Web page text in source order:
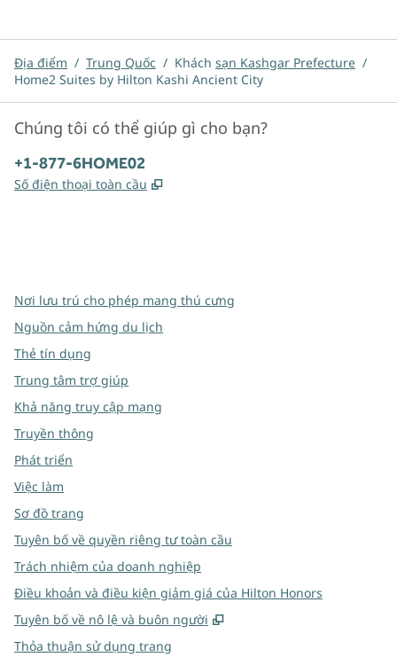
Địa điểm / Trung Quốc / Khách sạn Kashgar Prefecture /
Home2 Suites by Hilton Kashi Ancient City
Chúng tôi có thể giúp gì cho bạn?
Điện thoại:
+1-877-6HOME02
Số điện thoại toàn cầu ,
Nơi lưu trú cho phép mang thú cưng
Nguồn cảm hứng du lịch
Thẻ tín dụng
Trung tâm trợ giúp
Khả năng truy cập mạng
Truyền thông
Phát triển
Việc làm
Sơ đồ trang
Tuyên bố về quyền riêng tư toàn cầu
Trách nhiệm của doanh nghiệp
Điều khoản và điều kiện giảm giá của Hilton Honors
Tuyên bố về nô lệ và buôn người
,
Thỏa thuận sử dụng trang